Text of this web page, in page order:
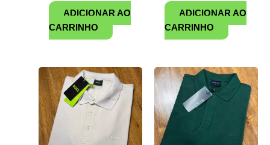
ADICIONAR AO
CARRINHO
ADICIONAR AO
CARRINHO